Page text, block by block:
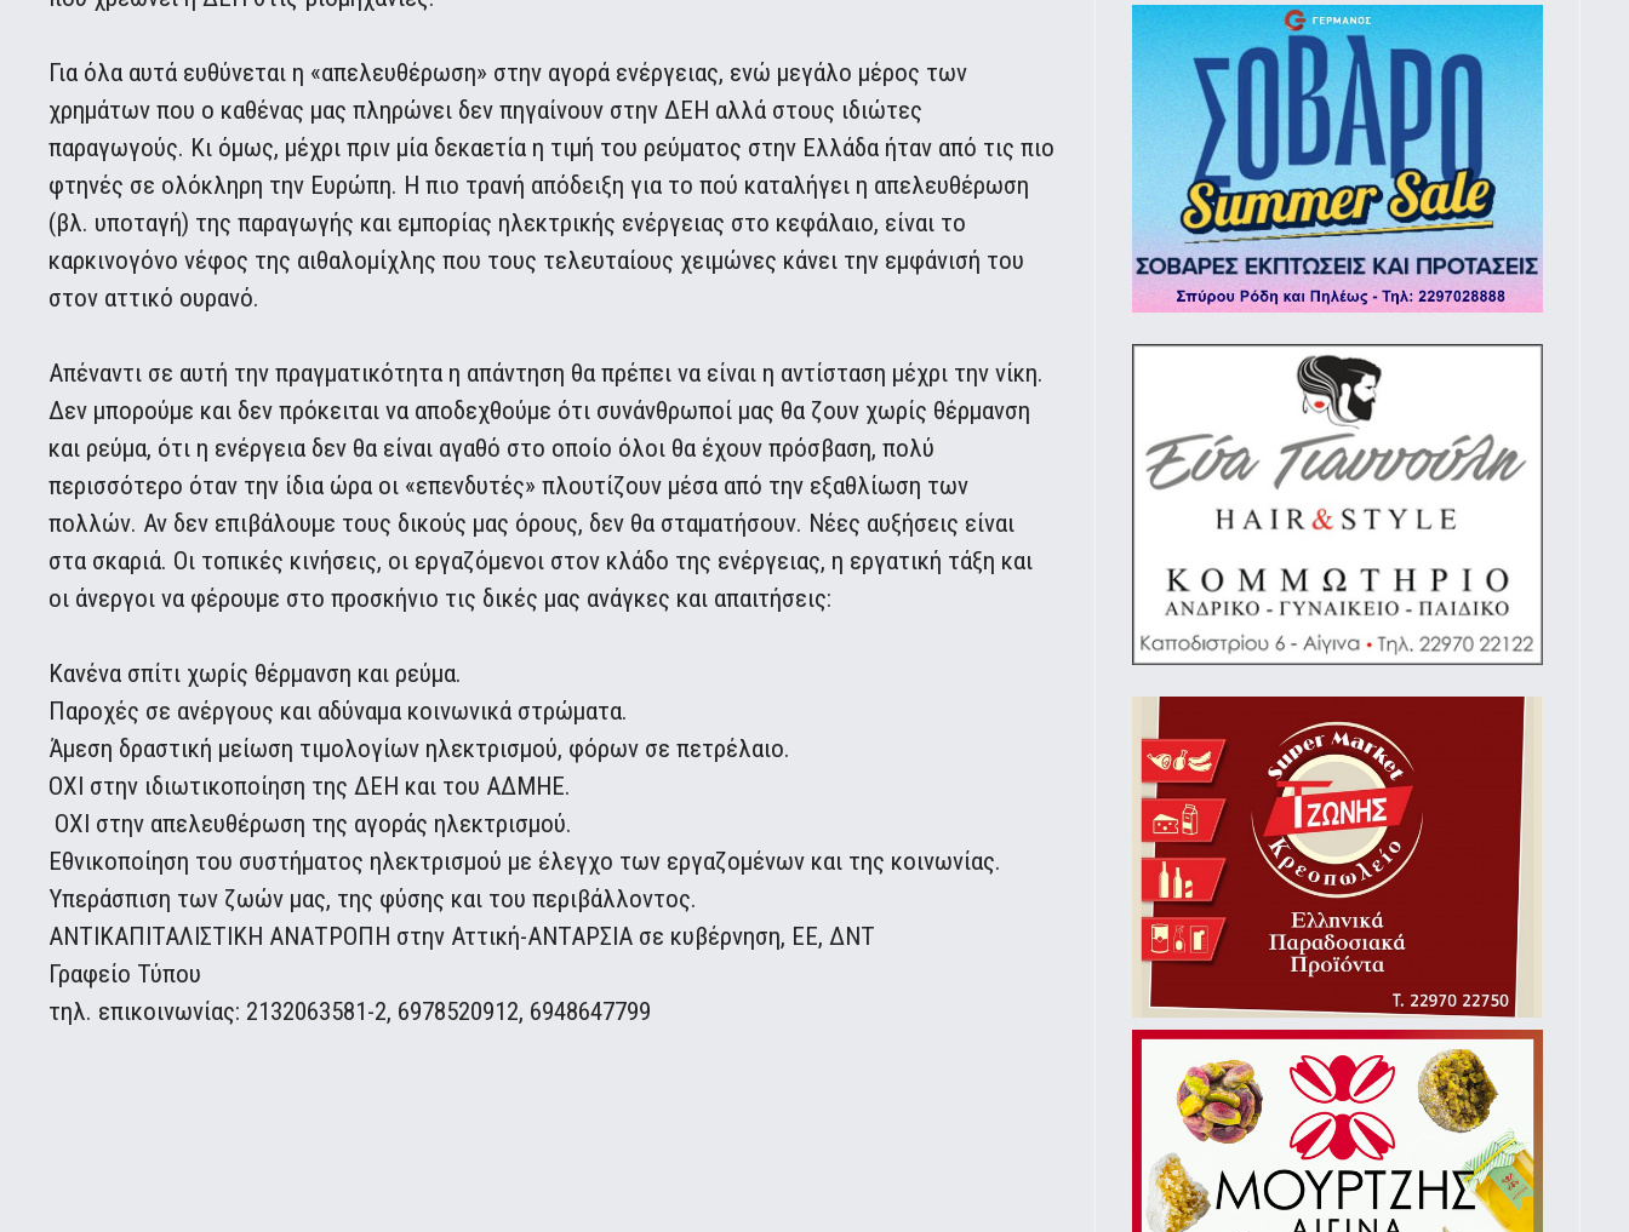
Για όλα αυτά ευθύνεται η «απελευθέρωση» στην αγορά ενέργειας, ενώ μεγάλο μέρος των
χρημάτων που ο καθένας μας πληρώνει δεν πηγαίνουν στην ΔΕΗ αλλά στους ιδιώτες
παραγωγούς. Κι όμως, μέχρι πριν μία δεκαετία η τιμή του ρεύματος στην Ελλάδα ήταν από τις πιο
φτηνές σε ολόκληρη την Ευρώπη. Η πιο τρανή απόδειξη για το πού καταλήγει η απελευθέρωση
(βλ. υποταγή) της παραγωγής και εμπορίας ηλεκτρικής ενέργειας στο κεφάλαιο, είναι το
καρκινογόνο νέφος της αιθαλομίχλης που τους τελευταίους χειμώνες κάνει την εμφάνισή του
στον αττικό ουρανό.
Απέναντι σε αυτή την πραγματικότητα η απάντηση θα πρέπει να είναι η αντίσταση μέχρι την νίκη.
Δεν μπορούμε και δεν πρόκειται να αποδεχθούμε ότι συνάνθρωποί μας θα ζουν χωρίς θέρμανση
και ρεύμα, ότι η ενέργεια δεν θα είναι αγαθό στο οποίο όλοι θα έχουν πρόσβαση, πολύ
περισσότερο όταν την ίδια ώρα οι «επενδυτές» πλουτίζουν μέσα από την εξαθλίωση των
πολλών. Αν δεν επιβάλουμε τους δικούς μας όρους, δεν θα σταματήσουν. Νέες αυξήσεις είναι
στα σκαριά. Οι τοπικές κινήσεις, οι εργαζόμενοι στον κλάδο της ενέργειας, η εργατική τάξη και
οι άνεργοι να φέρουμε στο προσκήνιο τις δικές μας ανάγκες και απαιτήσεις:
Κανένα σπίτι χωρίς θέρμανση και ρεύμα.
Παροχές σε ανέργους και αδύναμα κοινωνικά στρώματα.
Άμεση δραστική μείωση τιμολογίων ηλεκτρισμού, φόρων σε πετρέλαιο.
ΟΧΙ στην ιδιωτικοποίηση της ΔΕΗ και του ΑΔΜΗΕ.
ΟΧΙ στην απελευθέρωση της αγοράς ηλεκτρισμού.
Εθνικοποίηση του συστήματος ηλεκτρισμού με έλεγχο των εργαζομένων και της κοινωνίας.
Υπεράσπιση των ζωών μας, της φύσης και του περιβάλλοντος.
ΑΝΤΙΚΑΠΙΤΑΛΙΣΤΙΚΗ ΑΝΑΤΡΟΠΗ στην Αττική-ΑΝΤΑΡΣΙΑ σε κυβέρνηση, ΕΕ, ΔΝΤ
Γραφείο Τύπου
τηλ. επικοινωνίας: 2132063581-2, 6978520912, 6948647799